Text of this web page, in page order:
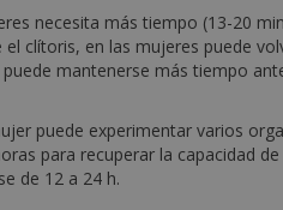
necesita más tiempo (13-20
clítoris, en las mujeres puede
mantenerse más tiempo
puede experimentar varios
para recuperar la capacidad
de 12 a 24 h.